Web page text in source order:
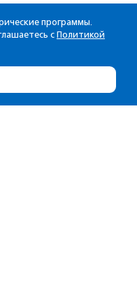
программы.
с Политикой